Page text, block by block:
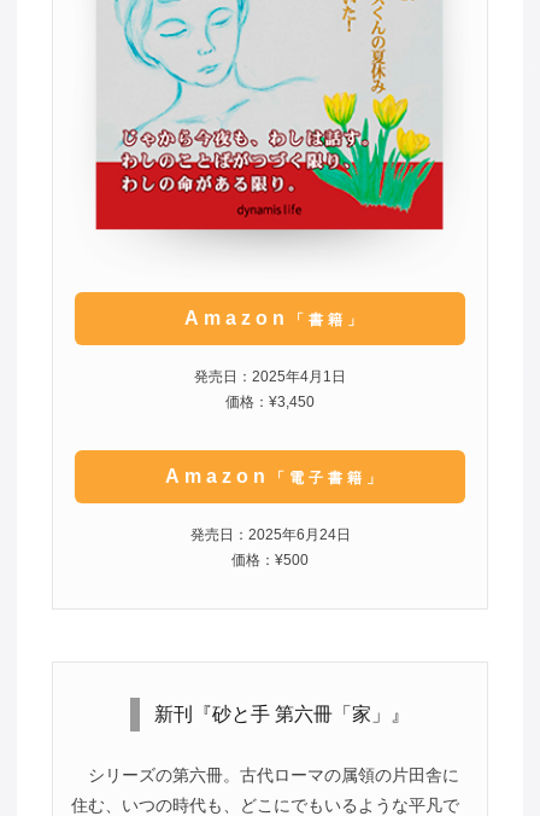
Amazon 「書籍」
発売日：2025年4月1日
価格：¥3,450
Amazon 「電子書籍」
発売日：2025年6月24日
価格：¥500
新刊『砂と手 第六冊「家」』
シリーズの第六冊。古代ローマの属領の片田舎に
住む、いつの時代も、どこにでもいるような平凡で